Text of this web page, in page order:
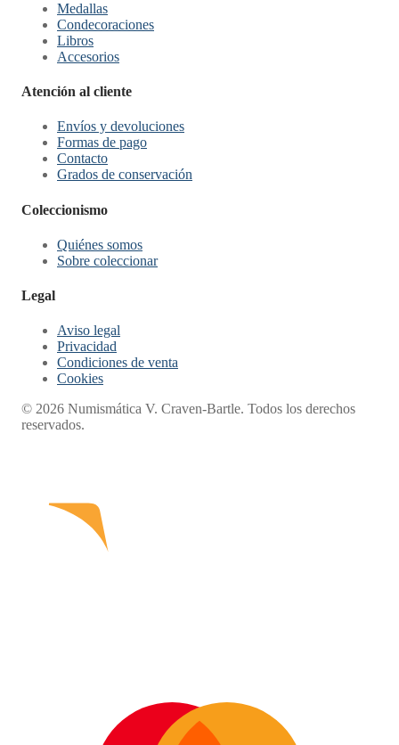
Medallas
Condecoraciones
Libros
Accesorios
Atención al cliente
Envíos y devoluciones
Formas de pago
Contacto
Grados de conservación
Coleccionismo
Quiénes somos
Sobre coleccionar
Legal
Aviso legal
Privacidad
Condiciones de venta
Cookies
© 2026 Numismática V. Craven-Bartle. Todos los derechos
reservados.